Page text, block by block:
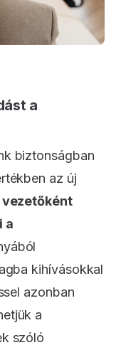
a
biztonságban
az új
vezetőként
a
kihívásokkal
azonban
a
szóló